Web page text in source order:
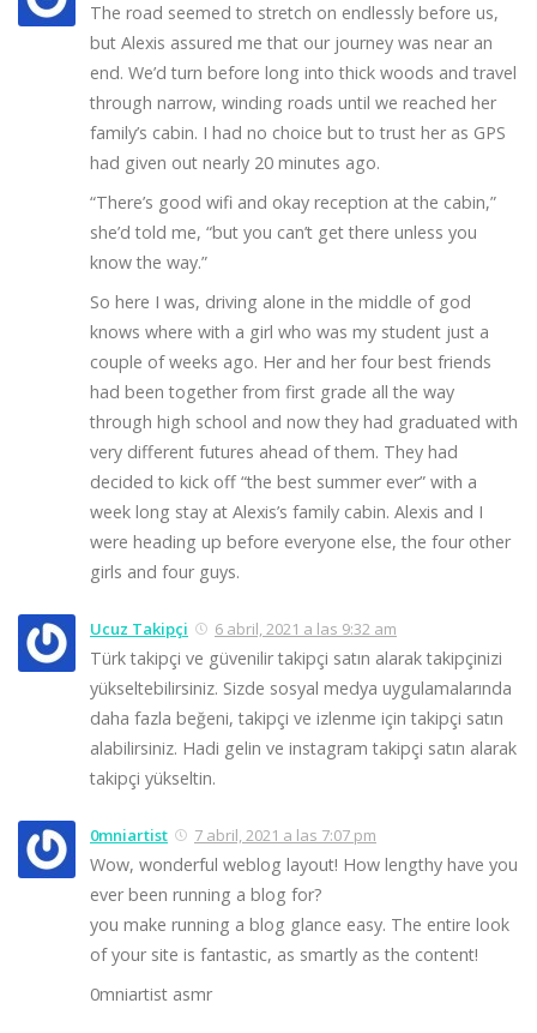
The road seemed to stretch on endlessly before us,
but Alexis assured me that our journey was near an
end. We’d turn before long into thick woods and travel
through narrow, winding roads until we reached her
family’s cabin. I had no choice but to trust her as GPS
had given out nearly 20 minutes ago.
“There’s good wifi and okay reception at the cabin,”
she’d told me, “but you can’t get there unless you
know the way.”
So here I was, driving alone in the middle of god
knows where with a girl who was my student just a
couple of weeks ago. Her and her four best friends
had been together from first grade all the way
through high school and now they had graduated with
very different futures ahead of them. They had
decided to kick off “the best summer ever” with a
week long stay at Alexis’s family cabin. Alexis and I
were heading up before everyone else, the four other
girls and four guys.
Ucuz Takipçi 6 abril, 2021 a las 9:32 am
Türk takipçi ve güvenilir takipçi satın alarak takipçinizi
yükseltebilirsiniz. Sizde sosyal medya uygulamalarında
daha fazla beğeni, takipçi ve izlenme için takipçi satın
alabilirsiniz. Hadi gelin ve instagram takipçi satın alarak
takipçi yükseltin.
0mniartist 7 abril, 2021 a las 7:07 pm
Wow, wonderful weblog layout! How lengthy have you
ever been running a blog for?
you make running a blog glance easy. The entire look
of your site is fantastic, as smartly as the content!
0mniartist asmr